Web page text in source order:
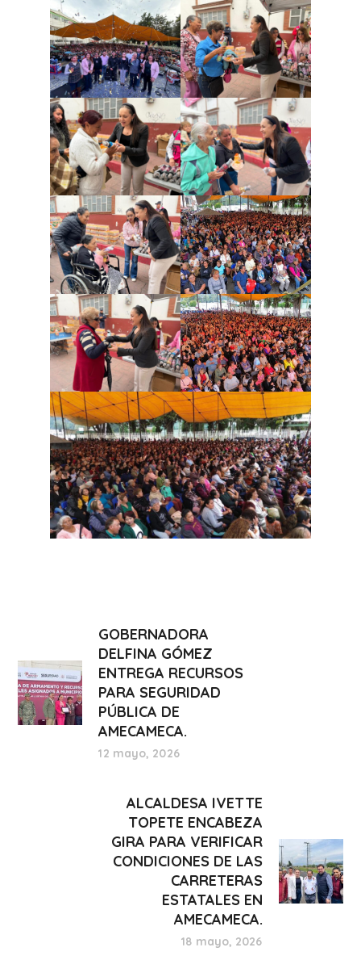
GOBERNADORA
DELFINA GÓMEZ
ENTREGA RECURSOS
PARA SEGURIDAD
PÚBLICA DE
AMECAMECA.
12 mayo, 2026
ALCALDESA IVETTE
TOPETE ENCABEZA
GIRA PARA VERIFICAR
CONDICIONES DE LAS
CARRETERAS
ESTATALES EN
AMECAMECA.
18 mayo, 2026